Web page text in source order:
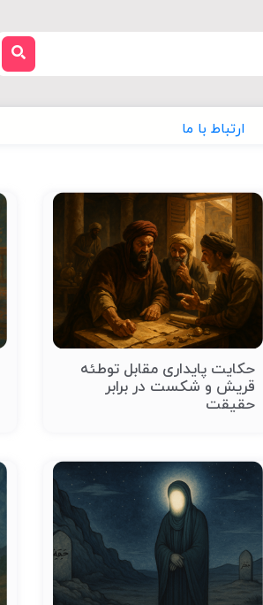
ارتباط با ما
حکایت پایداری مقابل توطئه
قریش و شکست در برابر
حقیقت